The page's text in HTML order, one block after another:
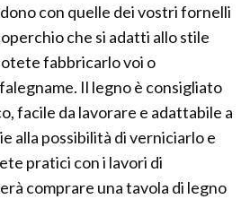
con quelle dei vostri fornelli
che si adatti allo stile
fabbricarlo voi o
Il legno è consigliato
facile da lavorare e adattabile a
alla possibilità di verniciarlo e
pratici con i lavori di
comprare una tavola di legno